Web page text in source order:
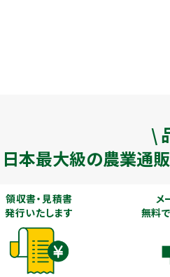
\
日本最大級の農業通販
領収書・見積書
発行いたします
メ
無料